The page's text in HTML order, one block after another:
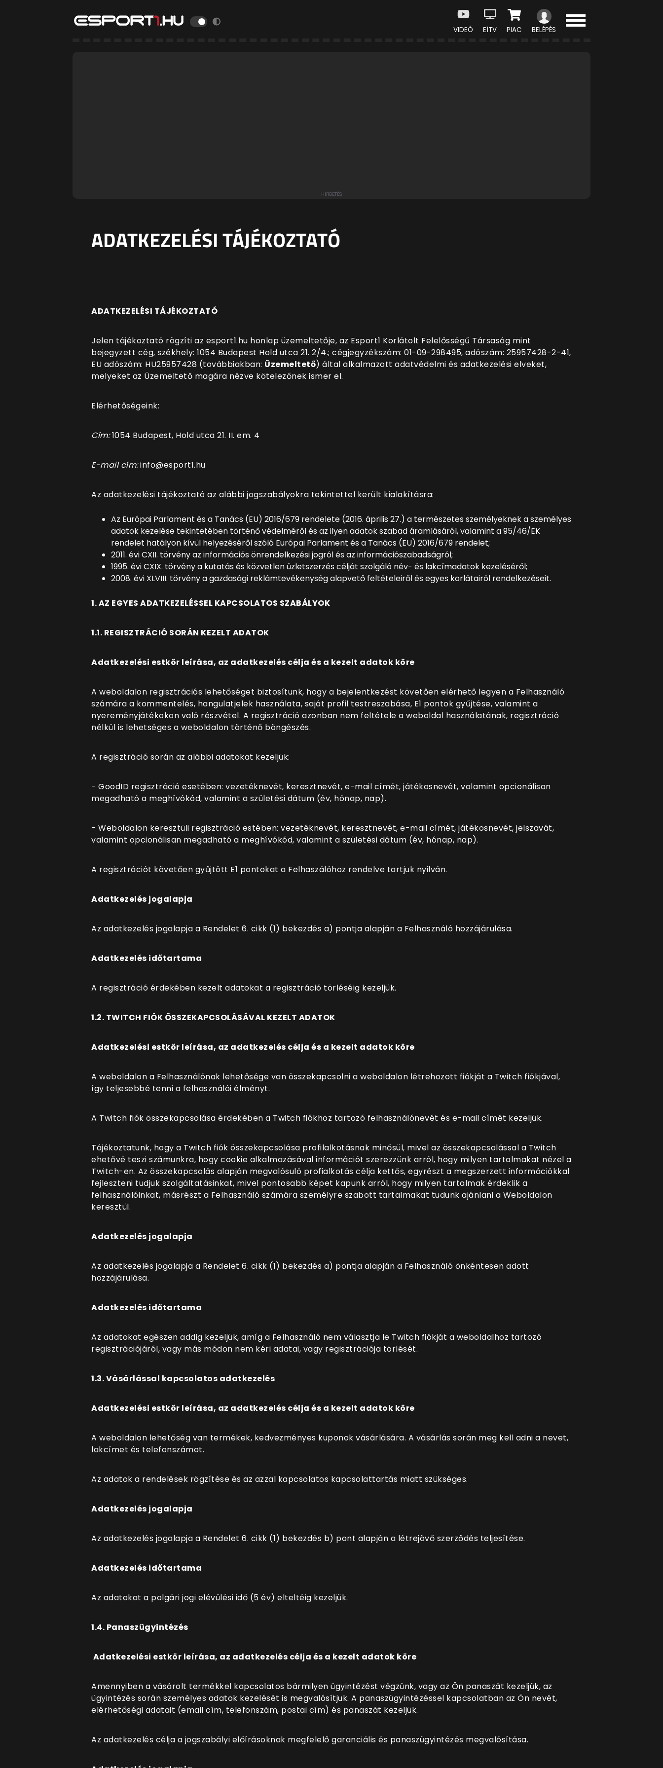
VIDEÓ E1TV PIAC BELÉPÉS
ADATKEZELÉSI TÁJÉKOZTATÓ
ADATKEZELÉSI TÁJÉKOZTATÓ
Jelen tájékoztató rögzíti az esport1.hu honlap üzemeltetője, az Esport1 Korlátolt Felelősségű Társaság mint
bejegyzett cég, székhely:1054 Budapest Hold utca 21. 2/4.; cégjegyzékszám: 01-09-298495, adószám: 25957428-2-41,
EU adószám: HU25957428 (továbbiakban: Üzemeltető) által alkalmazott adatvédelmi és adatkezelési elveket,
melyeket az Üzemeltető magára nézve kötelezőnek ismer el.
Elérhetőségeink:
Cím:1054 Budapest, Hold utca 21. II. em. 4
E-mail cím:info@esport1.hu
Az adatkezelési tájékoztató az alábbi jogszabályokra tekintettel került kialakításra:
Az Európai Parlament és a Tanács (EU) 2016/679 rendelete (2016. április 27.) a természetes személyeknek a személyes
adatok kezelése tekintetében történő védelméről és az ilyen adatok szabad áramlásáról, valamint a 95/46/EK
rendelet hatályon kívül helyezéséről szóló Európai Parlament és a Tanács (EU) 2016/679 rendelet;
2011. évi CXII. törvény az információs önrendelkezési jogról és az információszabadságról;
1995. évi CXIX. törvény a kutatás és közvetlen üzletszerzés célját szolgáló név- és lakcímadatok kezeléséről;
2008. évi XLVIII. törvény a gazdasági reklámtevékenység alapvető feltételeiről és egyes korlátairól rendelkezéseit.
1. AZ EGYES ADATKEZELÉSSEL KAPCSOLATOS SZABÁLYOK
1.1. REGISZTRÁCIÓ SORÁN KEZELT ADATOK
Adatkezelési estkör leírása, az adatkezelés célja és a kezelt adatok köre
A weboldalon regisztrációs lehetőséget biztosítunk, hogy a bejelentkezést követően elérhető legyen a Felhasználó
számára a kommentelés, hangulatjelek használata, saját profil testreszabása, E1 pontok gyűjtése, valamint a
nyereményjátékokon való részvétel. A regisztráció azonban nem feltétele a weboldal használatának, regisztráció
nélkül is lehetséges a weboldalon történő böngészés.
A regisztráció során az alábbi adatokat kezeljük:
- GoodID regisztráció esetében: vezetéknevét, keresztnevét, e-mail címét, játékosnevét, valamint opcionálisan
megadható a meghívókód, valamint a születési dátum (év, hónap, nap).
- Weboldalon keresztüli regisztráció estében: vezetéknevét, keresztnevét, e-mail címét, játékosnevét, jelszavát,
valamint opcionálisan megadható a meghívókód, valamint a születési dátum (év, hónap, nap).
A regisztrációt követően gyűjtött E1 pontokat a Felhaszálóhoz rendelve tartjuk nyilván.
Adatkezelés jogalapja
Az adatkezelés jogalapja a Rendelet 6. cikk (1) bekezdés a) pontja alapján a Felhasználó hozzájárulása.
Adatkezelés időtartama
A regisztráció érdekében kezelt adatokat a regisztráció törléséig kezeljük.
1.2. TWITCH FIÓK ÖSSZEKAPCSOLÁSÁVAL KEZELT ADATOK
Adatkezelési estkör leírása, az adatkezelés célja és a kezelt adatok köre
A weboldalon a Felhasználónak lehetősége van összekapcsolni a weboldalon létrehozott fiókját a Twitch fiókjával,
így teljesebbé tenni a felhasználói élményt.
A Twitch fiók összekapcsolása érdekében a Twitch fiókhoz tartozó felhasználónevét és e-mail címét kezeljük.
Tájékoztatunk, hogy a Twitch fiók összekapcsolása profilalkotásnak minősül, mivel az összekapcsolással a Twitch
ehetővé teszi számunkra, hogy cookie alkalmazásával információt szerezzünk arról, hogy milyen tartalmakat nézel a
Twitch-en. Az összekapcsolás alapján megvalósuló profialkotás célja kettős, egyrészt a megszerzett információkkal
fejleszteni tudjuk szolgáltatásinkat, mivel pontosabb képet kapunk arról, hogy milyen tartalmak érdeklik a
felhasználóinkat, másrészt a Felhasználó számára személyre szabott tartalmakat tudunk ajánlani a Weboldalon
keresztül.
Adatkezelés jogalapja
Az adatkezelés jogalapja a Rendelet 6. cikk (1) bekezdés a) pontja alapján a Felhasználó önkéntesen adott
hozzájárulása.
Adatkezelés időtartama
Az adatokat egészen addig kezeljük, amíg a Felhasználó nem választja le Twitch fiókját a weboldalhoz tartozó
regisztrációjáról, vagy más módon nem kéri adatai, vagy regisztrációja törlését.
1.3. Vásárlással kapcsolatos adatkezelés
Adatkezelési estkör leírása, az adatkezelés célja és a kezelt adatok köre
A weboldalon lehetőség van termékek, kedvezményes kuponok vásárlására. A vásárlás során meg kell adni a nevet,
lakcímet és telefonszámot.
Az adatok a rendelések rögzítése és az azzal kapcsolatos kapcsolattartás miatt szükséges.
Adatkezelés jogalapja
Az adatkezelés jogalapja a Rendelet 6. cikk (1) bekezdés b) pont alapján a létrejövő szerződés teljesítése.
Adatkezelés időtartama
Az adatokat a polgári jogi elévülési idő (5 év) elteltéig kezeljük.
1.4. Panaszügyintézés
Adatkezelési estkör leírása, az adatkezelés célja és a kezelt adatok köre
Amennyiben a vásárolt termékkel kapcsolatos bármilyen ügyintézést végzünk, vagy az Ön panaszát kezeljük, az
ügyintézés során személyes adatok kezelését is megvalósítjuk. A panaszügyintézéssel kapcsolatban az Ön nevét,
elérhetőségi adatait (email cím, telefonszám, postai cím) és panaszát kezeljük.
Az adatkezelés célja a jogszabályi előírásoknak megfelelő garanciális és panaszügyintézés megvalósítása.